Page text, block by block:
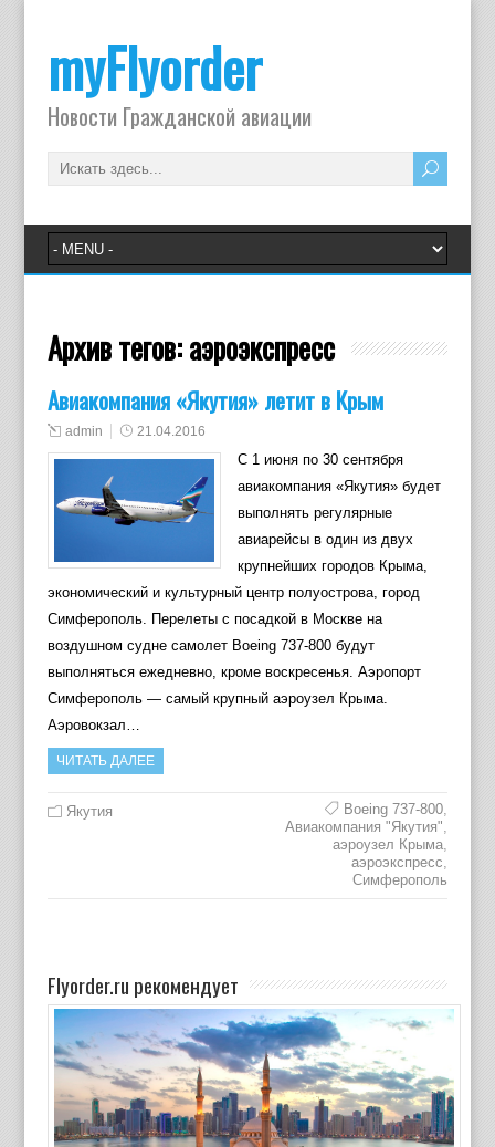
myFlyorder
Новости Гражданской авиации
Архив тегов:аэроэкспресс
Авиакомпания «Якутия» летит в Крым
admin 21.04.2016
C 1 июня по 30 сентября
авиакомпания «Якутия» будет
выполнять регулярные
авиарейсы в один из двух
крупнейших городов Крыма,
экономический и культурный центр полуострова, город
Симферополь. Перелеты с посадкой в Москве на
воздушном судне самолет Boeing 737-800 будут
выполняться ежедневно, кроме воскресенья. Аэропорт
Симферополь — самый крупный аэроузел Крыма.
Аэровокзал…
ЧИТАТЬ ДАЛЕЕ
Якутия Boeing 737-800,
Авиакомпания "Якутия",
аэроузел Крыма,
аэроэкспресс,
Симферополь
Flyorder.ru рекомендует